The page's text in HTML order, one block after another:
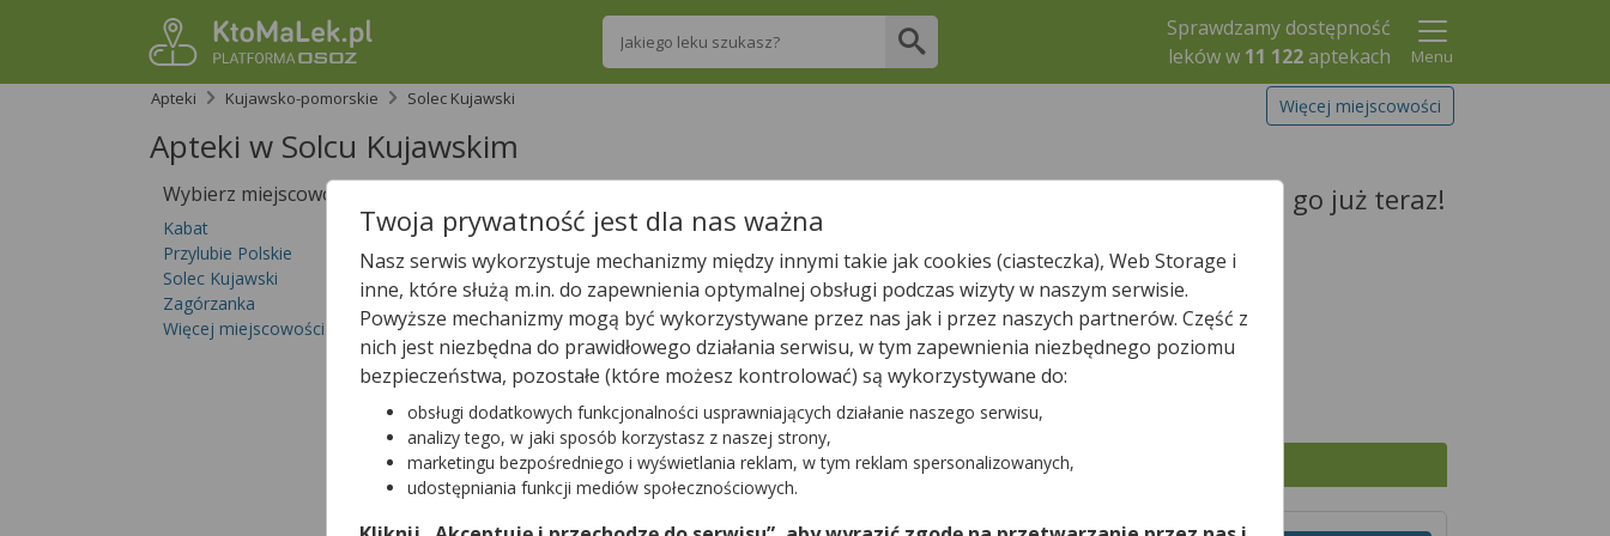
Wpisz nazwę leku
Sprawdzamy dostępność
leków w 11 122aptekach
Menu
Apteki
Kujawsko-pomorskie Solec Kujawski Więcej miejscowości
Apteki w Solcu Kujawskim
Wybierz miejscowość
Kabat
Przylubie Polskie
Solec Kujawski
Zagórzanka
Więcej miejscowości...
Sprawdź, które apteki w Solcu Kujawskim posiadają Twój lek i zarezerwuj go już teraz!
Wpisz nazwę leku
Szukaj leku
W Solcu Kujawskim jest5aptek.
Tylko otwarte apteki
Twoja prywatność jest dla nas ważna
Nasz serwis wykorzystuje mechanizmy między innymi takie jak cookies (ciasteczka), Web Storage i
inne, które służą m.in. do zapewnienia optymalnej obsługi podczas wizyty w naszym serwisie.
Powyższe mechanizmy mogą być wykorzystywane przez nas jak i przez naszych partnerów. Część z
nich jest niezbędna do prawidłowego działania serwisu, w tym zapewnienia niezbędnego poziomu
bezpieczeństwa, pozostałe (które możesz kontrolować) są wykorzystywane do:
obsługi dodatkowych funkcjonalności usprawniających działanie naszego serwisu,
analizy tego, w jaki sposób korzystasz z naszej strony,
marketingu bezpośredniego i wyświetlania reklam, w tym reklam spersonalizowanych,
udostępniania funkcji mediów społecznościowych.